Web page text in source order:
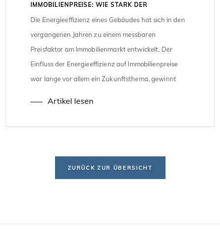
IMMOBILIENPREISE: WIE STARK DER
ENERGETISCHE ZUSTAND HEUTE DEN
MARKTWERT BESTIMMT
Die Energieeffizienz eines Gebäudes hat sich in den
vergangenen Jahren zu einem messbaren
Preisfaktor am Immobilienmarkt entwickelt. Der
Einfluss der Energieeffizienz auf Immobilienpreise
war lange vor allem ein Zukunftsthema, gewinnt
Artikel lesen
ZURÜCK ZUR ÜBERSICHT